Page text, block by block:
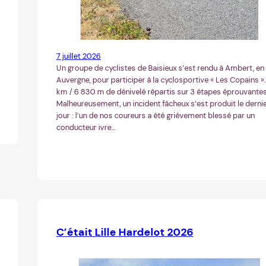
7 juillet 2026
Un groupe de cyclistes de Baisieux s’est rendu à Ambert, en
Auvergne, pour participer à la cyclosportive « Les Copains
km / 6 830 m de dénivelé répartis sur 3 étapes
Malheureusement, un incident fâcheux s’est produit le
jour : l’un de nos coureurs a été grièvement blessé par un
conducteur ivre…
C’était Lille Hardelot 2026